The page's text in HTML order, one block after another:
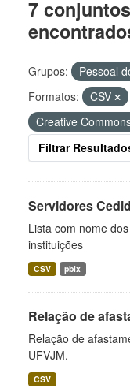
7
Grupos:
Pessoal
Formatos:
CSV
Creative
Filtrar
Servidores
Lista com nome
instituições
CSV pbix
Relação de
Relação de
UFVJM.
CSV